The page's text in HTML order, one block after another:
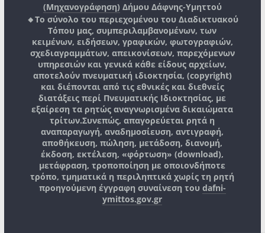
(Μηχανογράφηση) Δήμου Δάφνης-Υμηττού
🔸Το σύνολο του περιεχομένου του Διαδικτυακού
Τόπου μας, συμπεριλαμβανομένων, των
κειμένων, ειδήσεων, γραφικών, φωτογραφιών,
σχεδιαγραμμάτων, απεικονίσεων, παρεχόμενων
υπηρεσιών και γενικά κάθε είδους αρχείων,
αποτελούν πνευματική ιδιοκτησία, (copyright)
και διέπονται από τις εθνικές και διεθνείς
διατάξεις περί Πνευματικής Ιδιοκτησίας, με
εξαίρεση τα ρητώς αναγνωρισμένα δικαιώματα
τρίτων.Συνεπώς, απαγορεύεται ρητά η
αναπαραγωγή, αναδημοσίευση, αντιγραφή,
αποθήκευση, πώληση, μετάδοση, διανομή,
έκδοση, εκτέλεση, «φόρτωση» (download),
μετάφραση, τροποποίηση με οποιονδήποτε
τρόπο, τμηματικά η περιληπτικά χωρίς τη ρητή
προηγούμενη έγγραφη συναίνεση του dafni-
ymittos.gov.gr